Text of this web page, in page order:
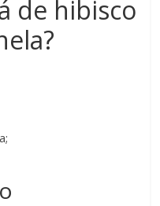
de hibisco